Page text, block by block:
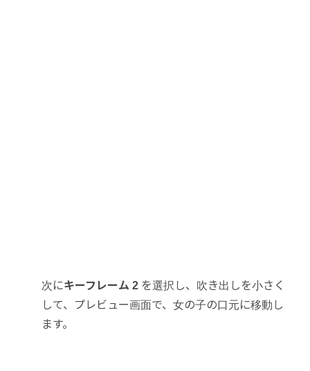
次にキーフレーム 2を選択し、吹き出しを小さく
して、プレビュー画面で、女の子の口元に移動し
ます。